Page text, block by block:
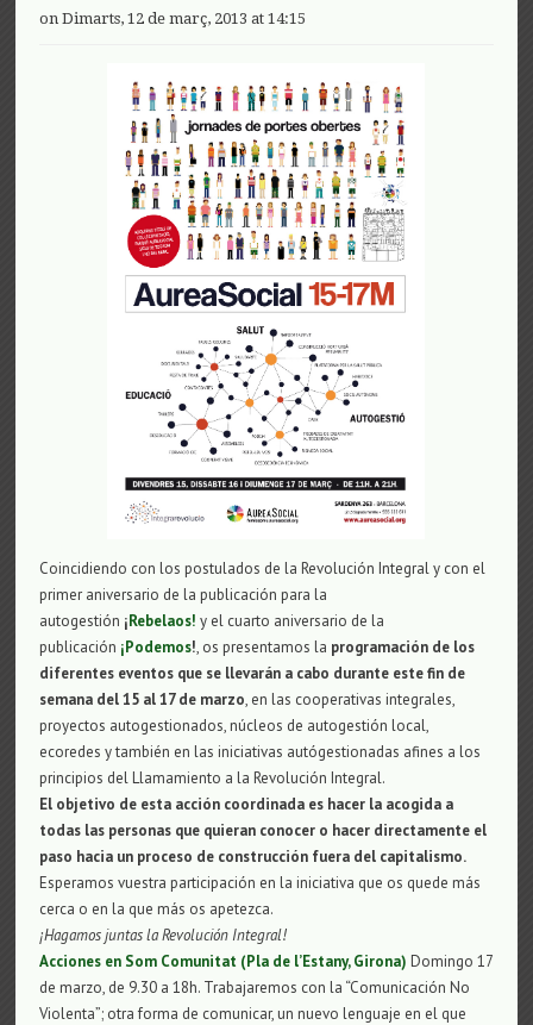
on Dimarts, 12 de març, 2013 at 14:15
Coincidiendo con los postulados de la Revolución Integral y con el
primer aniversario de la publicación para la
autogestión ¡Rebelaos! y el cuarto aniversario de la
publicación ¡Podemos!, os presentamos la programación de los
diferentes eventos que se llevarán a cabo durante este fin de
semana del 15 al 17 de marzo, en las cooperativas integrales,
proyectos autogestionados, núcleos de autogestión local,
ecoredes y también en las iniciativas autógestionadas afines a los
principios del Llamamiento a la Revolución Integral.
El objetivo de esta acción coordinada es hacer la acogida a
todas las personas que quieran conocer o hacer directamente el
paso hacia un proceso de construcción fuera del capitalismo.
Esperamos vuestra participación en la iniciativa que os quede más
cerca o en la que más os apetezca.
¡Hagamos juntas la Revolución Integral!
Acciones en Som Comunitat (Pla de l’Estany, Girona) Domingo 17
de marzo, de 9.30 a 18h. Trabajaremos con la “Comunicación No
Violenta”; otra forma de comunicar, un nuevo lenguaje en el que